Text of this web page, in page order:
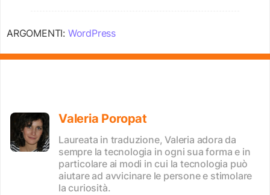
ARGOMENTI: WordPress
Valeria Poropat
Laureata in traduzione, Valeria adora da
sempre la tecnologia in ogni sua forma e in
particolare ai modi in cui la tecnologia può
aiutare ad avvicinare le persone e stimolare
la curiosità.